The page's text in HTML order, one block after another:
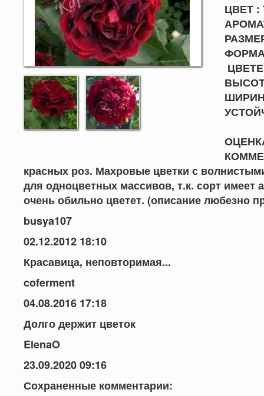
ЦВЕТ :
ФОРМА
красных роз. Махровые цветки с
для одноцветных массивов, т.к. сорт
очень обильно цветет. (описание любезно
busya107
02.12.2012 18:10
Красавица, неповторимая...
coferment
04.08.2016 17:18
Долго держит цветок
ElenaO
23.09.2020 09:16
Сохраненные комментарии: